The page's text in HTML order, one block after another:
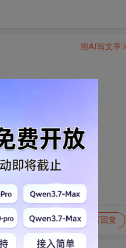
写回复
用AI写文章